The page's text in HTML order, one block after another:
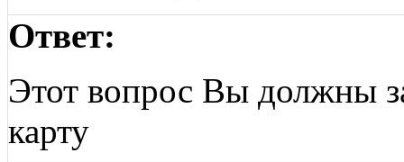
Ответ:
Этот вопрос Вы должны
карту